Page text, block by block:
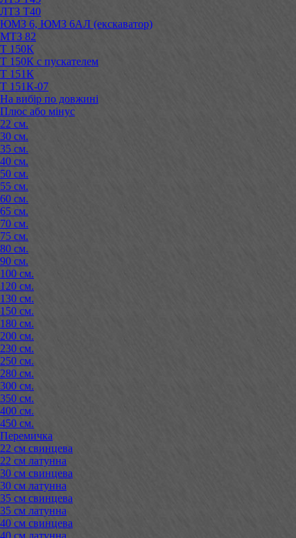
ЛТЗ Т40
ЮМЗ 6, ЮМЗ 6АЛ (екскаватор)
МТЗ 82
Т 150К
Т 150К с пускателем
Т 151К
Т 151К-07
На вибір по довжині
Плюс або мінус
22 см.
30 см.
35 см.
40 см.
50 см.
55 см.
60 см.
65 см.
70 см.
75 см.
80 см.
90 см.
100 см.
120 см.
130 см.
150 см.
180 см.
200 см.
230 см.
250 см.
280 см.
300 см.
350 см.
400 см.
450 см.
Перемичка
22 см свинцева
22 см латунна
30 см свинцева
30 см латунна
35 см свинцева
35 см латунна
40 см свинцева